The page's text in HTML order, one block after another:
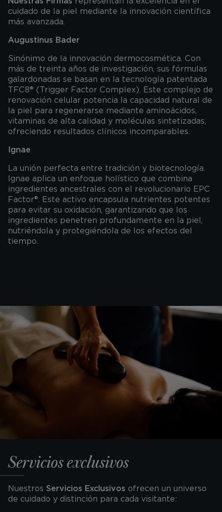
cuidado de la piel mediante la innovación científica
más avanzada.
Augustinus Bader
Sinónimo de la innovación dermocosmética. Con
más de treinta años de investigación, sus fórmulas
galardonadas se basan en la tecnología patentada
TFC8® (Trigger Factor Complex). Este complejo de
renovación celular potencia la capacidad natural de
la piel para regenerarse mediante aminoácidos,
vitaminas de alta calidad y moléculas sintetizadas,
ofreciendo resultados clínicos incomparables.
Ignae
La unión perfecta entre tradición y biotecnología.
Ignae aplica un enfoque holístico que combina
ingredientes ancestrales con el revolucionario EPC
Factor®. Este activo encapsula nutrientes potentes
para evitar su oxidación, garantizando que los
ingredientes penetren profundamente en la piel,
nutriéndola y protegiéndola de los efectos del
tiempo.
Servicios exclusivos
Nuestros Servicios Exclusivos ofrecen un universo
de cuidado y distinción para cada visitante: